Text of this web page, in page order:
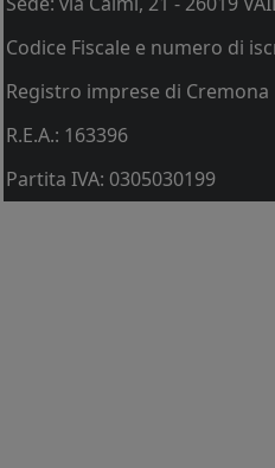
Codice Fiscale e numero di
Registro imprese di Cremona
R.E.A.: 163396
Partita IVA: 0305030199